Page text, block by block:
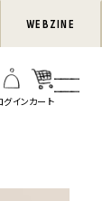
WEBZINE